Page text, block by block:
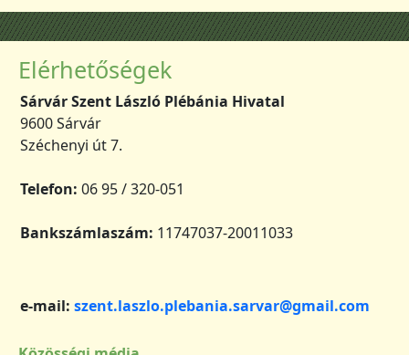
Elérhetőségek
Sárvár Szent László Plébánia Hivatal
9600 Sárvár
Széchenyi út 7.
Telefon: 06 95 / 320-051
Bankszámlaszám: 11747037-20011033
e-mail: szent.laszlo.plebania.sarvar@gmail.com